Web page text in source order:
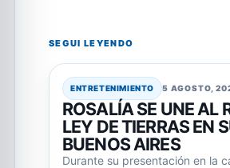
SEGUI LEYENDO
ENTRETENIMIENTO 5 AGOSTO,
ROSALÍA SE UNE AL
LEY DE TIERRAS EN
BUENOS AIRES
Durante su presentación en la